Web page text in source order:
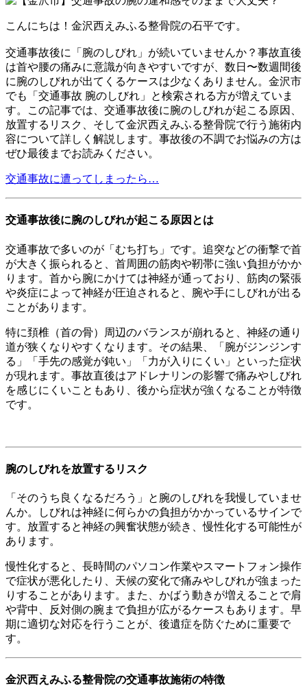
こんにちは！金沢西えみふる整骨院の石平です。
交通事故後に「腕のしびれ」が続いていませんか？事故直後
は首や腰の痛みに意識が向きやすいですが、数日〜数週間後
に腕のしびれが出てくるケースは少なくありません。金沢市
でも「交通事故 腕のしびれ」と検索される方が増えていま
す。この記事では、交通事故後に腕のしびれが起こる原因、
放置するリスク、そして金沢西えみふる整骨院で行う施術内
容について詳しく解説します。事故後の不調でお悩みの方は
ぜひ最後までお読みください。
交通事故に遭ってしまったら…
交通事故後に腕のしびれが起こる原因とは
交通事故で多いのが「むち打ち」です。追突などの衝撃で首
が大きく振られると、首周囲の筋肉や靭帯に強い負担がかか
ります。首から腕にかけては神経が通っており、筋肉の緊張
や炎症によって神経が圧迫されると、腕や手にしびれが出る
ことがあります。
特に頚椎（首の骨）周辺のバランスが崩れると、神経の通り
道が狭くなりやすくなります。その結果、「腕がジンジンす
る」「手先の感覚が鈍い」「力が入りにくい」といった症状
が現れます。事故直後はアドレナリンの影響で痛みやしびれ
を感じにくいこともあり、後から症状が強くなることが特徴
です。
腕のしびれを放置するリスク
「そのうち良くなるだろう」と腕のしびれを我慢していませ
んか。しびれは神経に何らかの負担がかかっているサインで
す。放置すると神経の興奮状態が続き、慢性化する可能性が
あります。
慢性化すると、長時間のパソコン作業やスマートフォン操作
で症状が悪化したり、天候の変化で痛みやしびれが強まった
りすることがあります。また、かばう動きが増えることで肩
や背中、反対側の腕まで負担が広がるケースもあります。早
期に適切な対応を行うことが、後遺症を防ぐために重要で
す。
金沢西えみふる整骨院の交通事故施術の特徴